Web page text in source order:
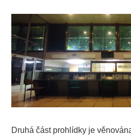
Druhá část prohlídky je